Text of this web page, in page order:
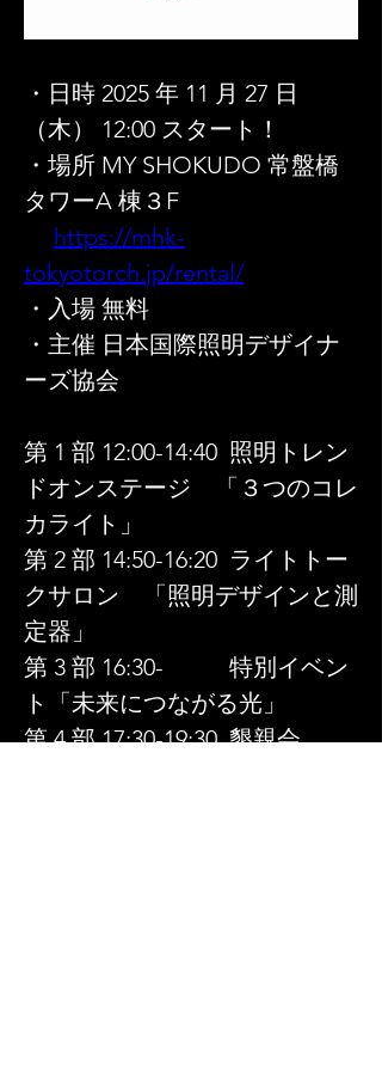
・⽇時 2025 年 11 ⽉ 27 ⽇
（⽊） 12:00 スタート！
・場所 MY SHOKUDO 常盤橋
タワーA 棟３F
https://mhk-
tokyotorch.jp/rental/
・入場 無料
・主催 ⽇本国際照明デザイナ
ーズ協会
第 1 部 12:00-14:40  照明トレン
ドオンステージ　「３つのコレ
カライト」
第 2 部 14:50-16:20  ライトトー
クサロン　「照明デザインと測
定器」
第 3 部 16:30-           特別イベン
ト「未来につながる光」
第 4 部 17:30-19:30  懇親会